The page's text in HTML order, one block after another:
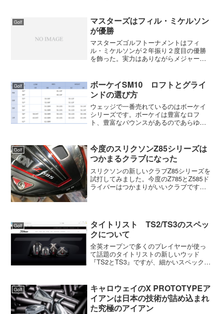
ライバー「ELYTE MIN...
Golf
マスターズはフィル・ミケルソン
が優勝
マスターズゴルフトーナメントはフィ
ル・ミケルソンが２年振り２度目の優勝
を飾った。実力はありながらメジャータ
プロに優勝、そして今回のマスターズで
メジャー３勝となった。新聞...
Golf
ボーケイSM10 ロフトとグライ
ンドの選び方
ウェッジで一番売れているのはボーケイ
シリーズです。ボーケイは豊富なロフ
ト、豊富なバウンスがあるのであらゆる
らいいのか、どういう種類があるのか分
からない人が多くいます。ボ...
Golf
今度のスリクソンZ85シリーズは
つかまるクラブになった
スリクソンの新しいクラブZ85シリーズを
試打してみました。今度のZ785とZ585ド
ライバーはつかまりがいいクラブです。
Golf
タイトリスト TS2/TS3のスペッ
クについて
全英オープンで多くのプレイヤーが使っ
て話題のタイトリストの新しいウッド
『TS2とTS3』ですが、細かいスペックは
ギアコラムでは「タイトリストの挑戦
状。...
Golf
キャロウェイのX PROTOTYPEア
イアンは日本の技術が詰め込まれ
た究極のアイアン